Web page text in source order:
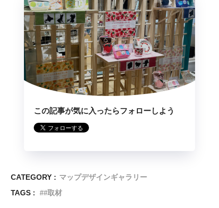
この記事が気に入ったらフォローしよう
CATEGORY : マップデザインギャラリー
TAGS :
#取材